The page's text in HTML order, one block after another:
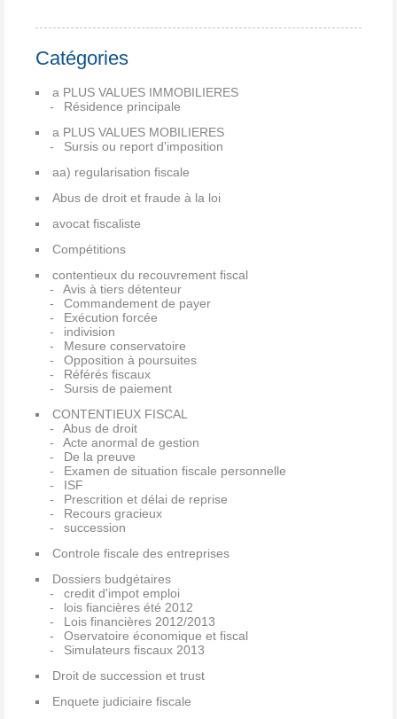
Catégories
a PLUS VALUES IMMOBILIERES
Résidence principale
a PLUS VALUES MOBILIERES
Sursis ou report d'imposition
aa) regularisation fiscale
Abus de droit et fraude à la loi
avocat fiscaliste
Compétitions
contentieux du recouvrement fiscal
Avis à tiers détenteur
Commandement de payer
Exécution forcée
indivision
Mesure conservatoire
Opposition à poursuites
Référés fiscaux
Sursis de paiement
CONTENTIEUX FISCAL
Abus de droit
Acte anormal de gestion
De la preuve
Examen de situation fiscale personnelle
ISF
Prescrition et délai de reprise
Recours gracieux
succession
Controle fiscale des entreprises
Dossiers budgétaires
credit d'impot emploi
lois fiancières été 2012
Lois financières 2012/2013
Oservatoire économique et fiscal
Simulateurs fiscaux 2013
Droit de succession et trust
Enquete judiciaire fiscale